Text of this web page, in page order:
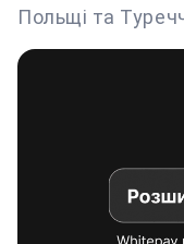
Польщі та